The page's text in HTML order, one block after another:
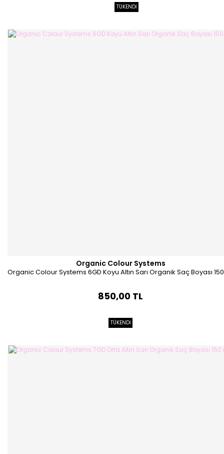
TÜKENDİ
Organic Colour Systems
Organic Colour Systems 6GD Koyu Altın Sarı Organik Saç Boyası
850,00 TL
TÜKENDİ